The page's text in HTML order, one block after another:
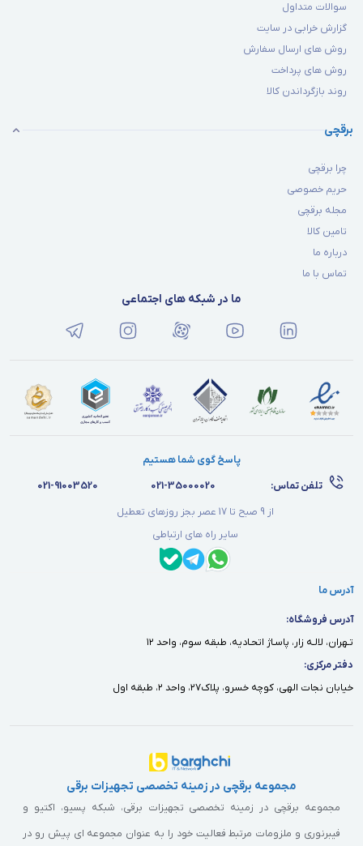
سوالات متداول
گزارش خرابی در سایت
روش های ارسال سفارش
روش های پرداخت
روند بازگرداندن کالا
برقچی
چرا برقچی
حریم خصوصی
مجله برقچی
تامین کالا
درباره ما
تماس با ما
ما در شبکه های اجتماعی
پاسخ گوی شما هستیم
تلفن تماس:
021-35000020
021-91003520
از 9 صبح تا 17 عصر بجز روزهای تعطیل
سایر راه های ارتباطی
آدرس ما
آدرس فروشگاه:
تـهران، لالـه زار، پاسـاژ اتحـاديه، طبقه سوم، واحد ١٢
دفتر مركزى:
خيابان نجات الهى، كوچه خسرو، پلاك٢٧، واحد ٢، طبقه اول
مجموعه برقچی در زمینه تخصصی تجهیزات برقی
مجموعه برقچی در زمینه تخصصی تجهیزات برقی، شبکه پسیو، اکتیو و
فیبرنوری و ملزومات مرتبط فعالیت خود را به عنوان مجموعه ای پیش رو در